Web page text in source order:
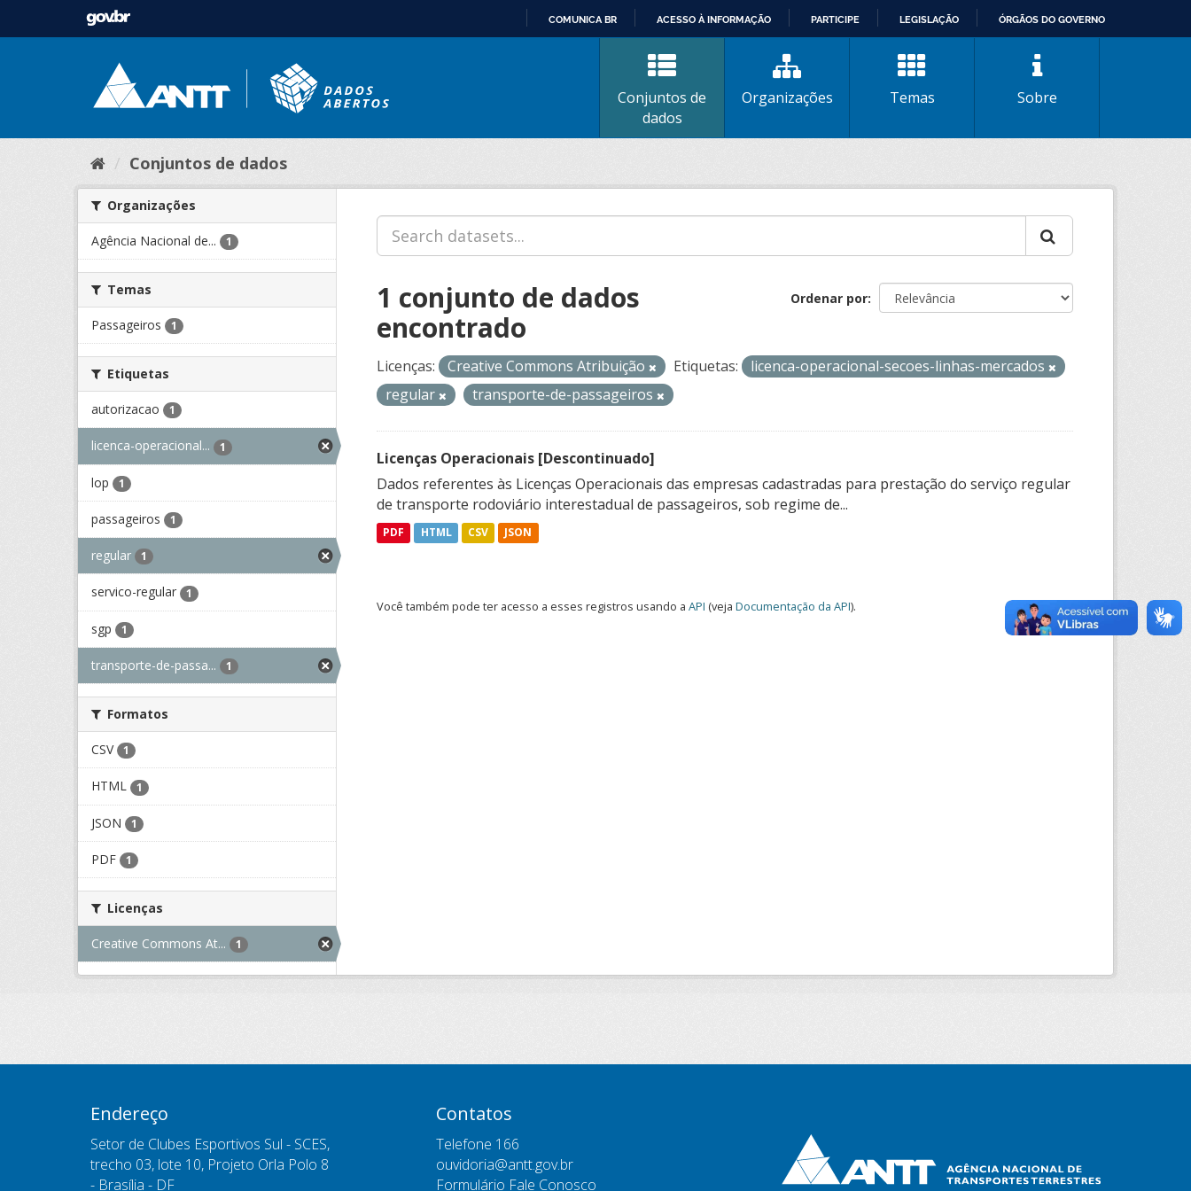
CONTEÚDO
COMUNICA BR ACESSO À INFORMAÇÃO PARTICIPE LEGISLAÇÃO ÓRGÃOS DO GOVERNO
Conjuntos de
dados
Organizações Temas Sobre
Conjuntos de dados
Organizações
Agência Nacional de... 1
Temas
Passageiros 1
Etiquetas
autorizacao 1
licenca-operacional... 1
lop 1
passageiros 1
regular 1
servico-regular 1
sgp 1
transporte-de-passa... 1
Formatos
CSV 1
HTML 1
JSON 1
PDF 1
Licenças
Creative Commons At... 1
Ordenar por
1 conjunto de dados
encontrado
Licenças: Creative Commons Atribuição Etiquetas:
licenca-operacional-secoes-linhas-mercados
regular
transporte-de-passageiros
Licenças Operacionais [Descontinuado]
Dados referentes às Licenças Operacionais das empresas cadastradas para prestação do serviço regular
de transporte rodoviário interestadual de passageiros, sob regime de...
PDF HTML CSV JSON
Você também pode ter acesso a esses registros usando a API (veja Documentação da API).
Endereço
Setor de Clubes Esportivos Sul - SCES,
trecho 03, lote 10, Projeto Orla Polo 8
- Brasília - DF
Contatos
Telefone 166
ouvidoria@antt.gov.br
Formulário Fale Conosco